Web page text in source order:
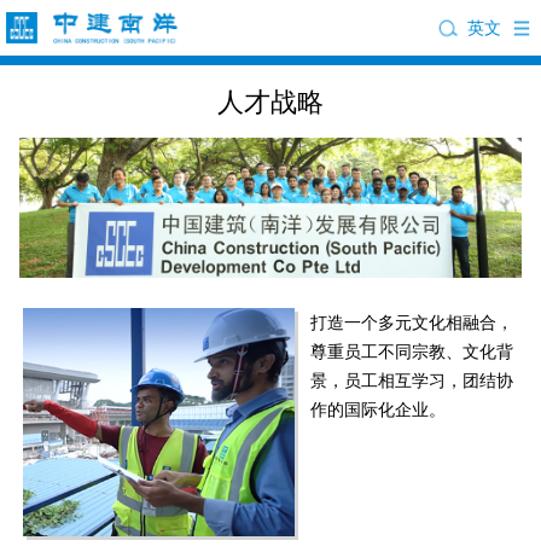
英文
人才战略
打造一个多元文化相融合，
尊重员工不同宗教、文化背
景，员工相互学习，团结协
作的国际化企业。